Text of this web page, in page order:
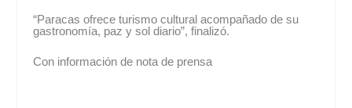
“Paracas ofrece turismo cultural acompañado de su
gastronomía, paz y sol diario”, finalizó.
Con información de nota de prensa